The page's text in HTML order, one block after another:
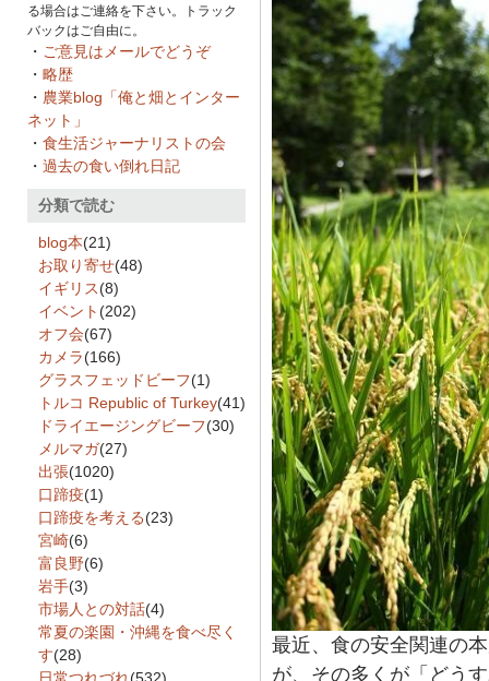
最近、食の安全関連の
が、その多くが「どう
る場合はご連絡を下さい。トラック
バックはご自由に。
・ ご意見はメールでどうぞ
・ 略歴
・ 農業blog「俺と畑とインター
ネット」
・ 食生活ジャーナリストの会
・ 過去の食い倒れ日記
分類で読む
blog本(21)
お取り寄せ(48)
イギリス(8)
イベント (202)
オフ会(67)
カメラ(166)
グラスフェッドビーフ(1)
トルコ Republic of Turkey(41)
ドライエージングビーフ(30)
メルマガ(27)
出張(1020)
口蹄疫(1)
口蹄疫を考える(23)
宮崎(6)
富良野(6)
岩手(3)
市場人との対話(4)
常夏の楽園・沖縄を食べ尽く
す(28)